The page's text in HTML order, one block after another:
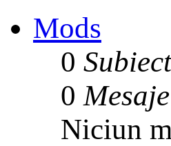
Mods
0
0 Mesaje
Niciun